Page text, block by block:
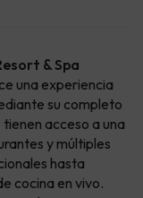
& Spa
una experiencia
su completo
acceso a una
y múltiples
hasta
cocina en vivo.